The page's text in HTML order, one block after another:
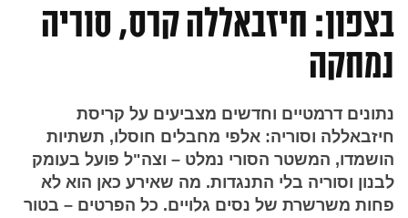
בצפון: חיזבאללה קרס, סוריה
נמחקה
נתונים דרמטיים וחדשים מצביעים על קריסת
חיזבאללה וסוריה: אלפי מחבלים חוסלו, תשתיות
הושמדו, המשטר הסורי נמלט – וצה"ל פועל בעומק
לבנון וסוריה בלי התנגדות. מה שאירע כאן הוא לא
פחות משרשרת של נסים גלויים. כל הפרטים – בטור